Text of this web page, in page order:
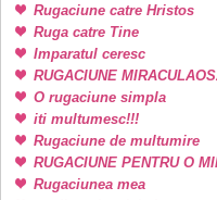
Rugaciune catre Hristos
Ruga catre Tine
Imparatul ceresc
RUGACIUNE
O rugaciune simpla
iti multumesc!!!
Rugaciune de multumire
RUGACIUNE PENTRU O
Rugaciunea mea